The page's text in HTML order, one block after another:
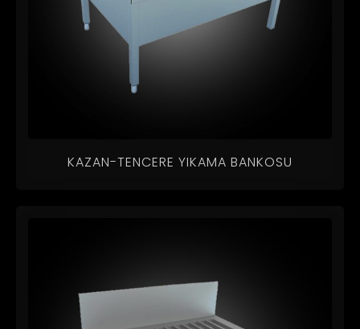
KAZAN-TENCERE YIKAMA BANKOSU